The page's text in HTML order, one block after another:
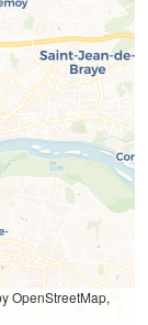
OpenStreetMap,